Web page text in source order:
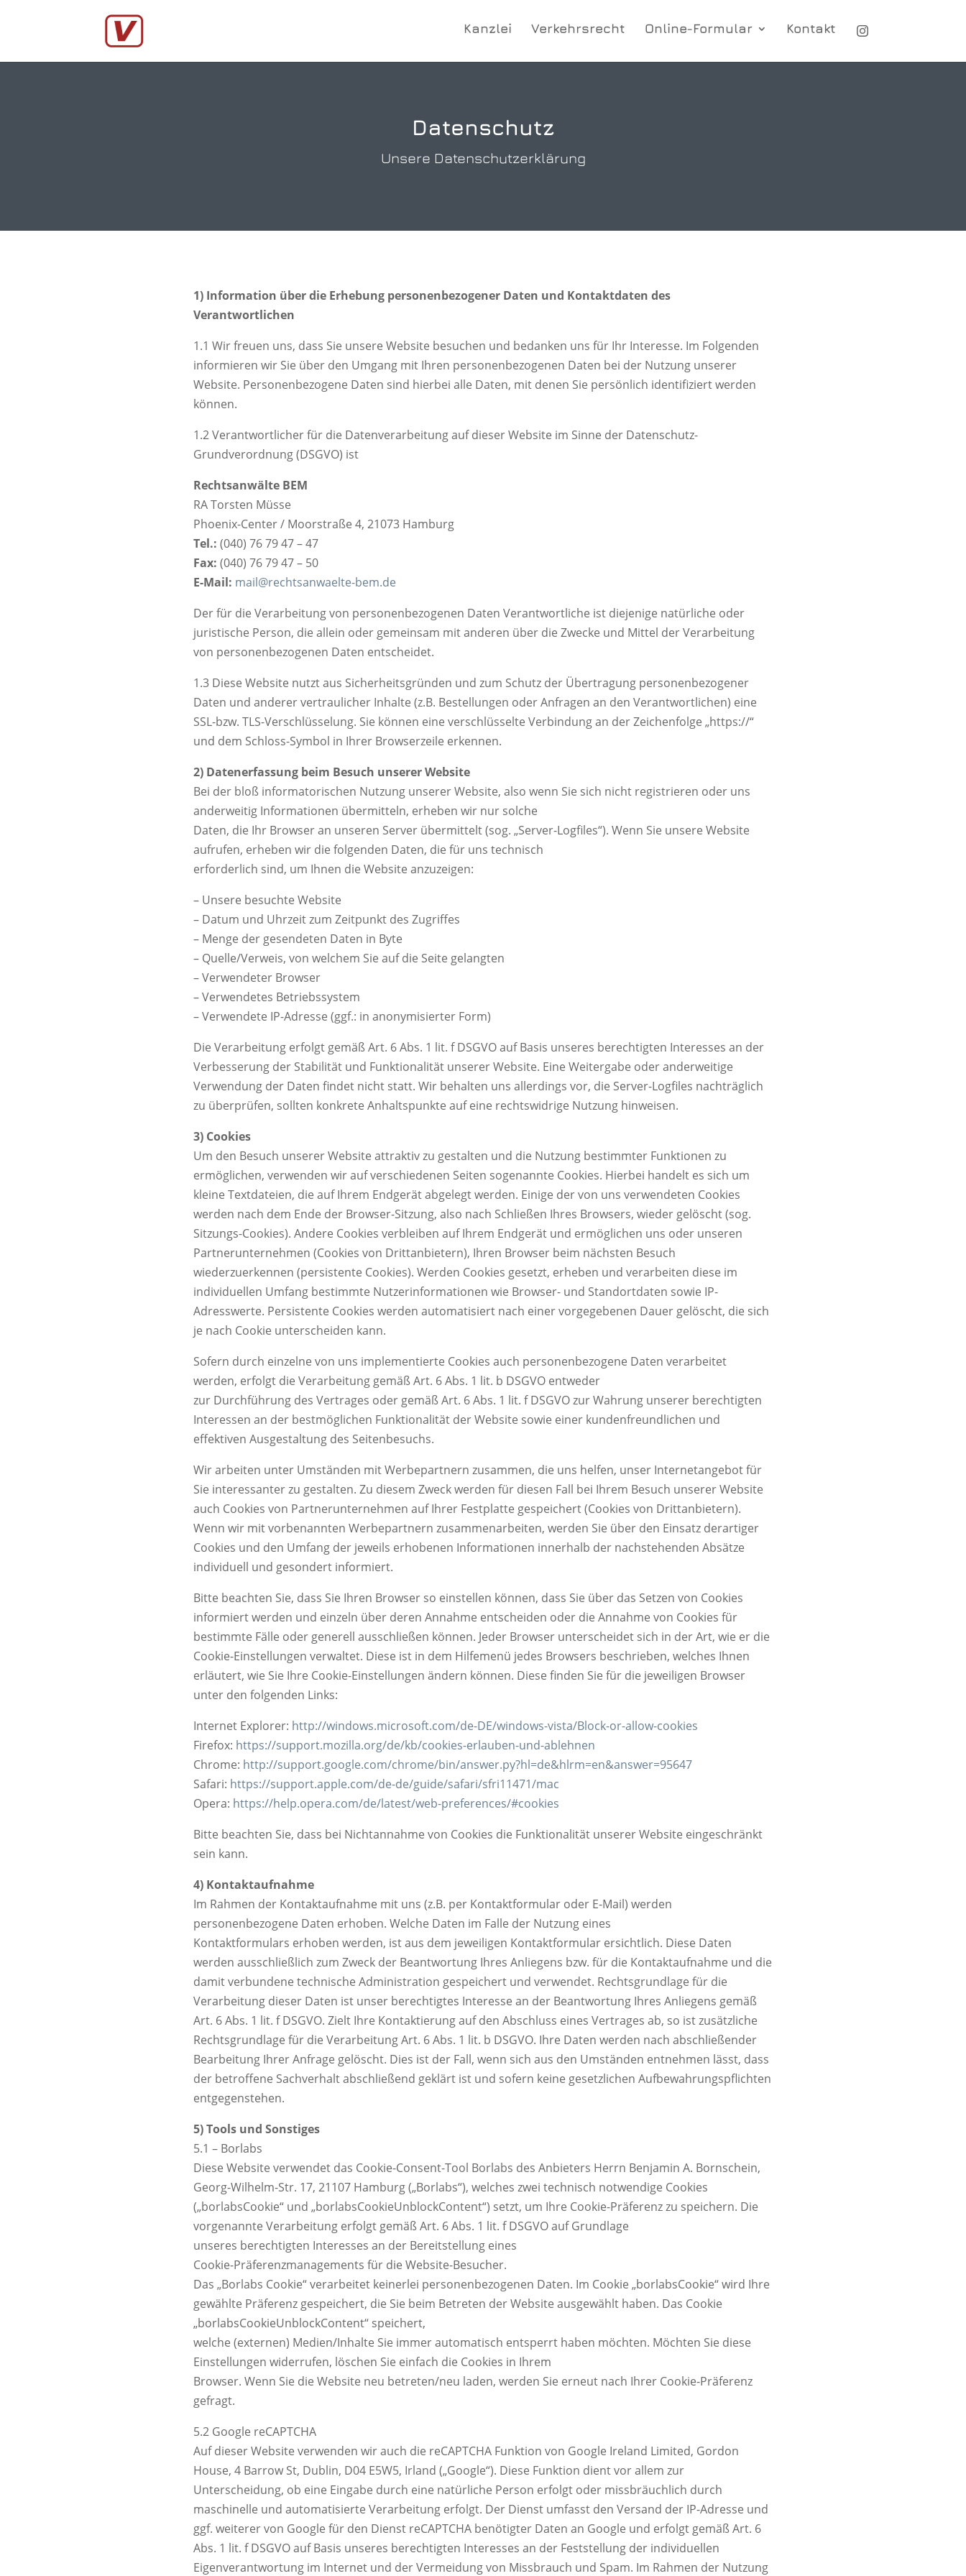
Kanzlei Verkehrsrecht Online-Formular Kontakt
Datenschutz
Unsere Datenschutzerklärung
1) Information über die Erhebung personenbezogener Daten und Kontaktdaten des
Verantwortlichen
1.1 Wir freuen uns, dass Sie unsere Website besuchen und bedanken uns für Ihr Interesse. Im Folgenden
informieren wir Sie über den Umgang mit Ihren personenbezogenen Daten bei der Nutzung unserer
Website. Personenbezogene Daten sind hierbei alle Daten, mit denen Sie persönlich identifiziert werden
können.
1.2 Verantwortlicher für die Datenverarbeitung auf dieser Website im Sinne der Datenschutz-
Grundverordnung (DSGVO) ist
Rechtsanwälte BEM
RA Torsten Müsse
Phoenix-Center / Moorstraße 4, 21073 Hamburg
Tel.: (040) 76 79 47 – 47
Fax: (040) 76 79 47 – 50
E-Mail: mail@rechtsanwaelte-bem.de
Der für die Verarbeitung von personenbezogenen Daten Verantwortliche ist diejenige natürliche oder
juristische Person, die allein oder gemeinsam mit anderen über die Zwecke und Mittel der Verarbeitung
von personenbezogenen Daten entscheidet.
1.3 Diese Website nutzt aus Sicherheitsgründen und zum Schutz der Übertragung personenbezogener
Daten und anderer vertraulicher Inhalte (z.B. Bestellungen oder Anfragen an den Verantwortlichen) eine
SSL-bzw. TLS-Verschlüsselung. Sie können eine verschlüsselte Verbindung an der Zeichenfolge „https://“
und dem Schloss-Symbol in Ihrer Browserzeile erkennen.
2) Datenerfassung beim Besuch unserer Website
Bei der bloß informatorischen Nutzung unserer Website, also wenn Sie sich nicht registrieren oder uns
anderweitig Informationen übermitteln, erheben wir nur solche
Daten, die Ihr Browser an unseren Server übermittelt (sog. „Server-Logfiles“). Wenn Sie unsere Website
aufrufen, erheben wir die folgenden Daten, die für uns technisch
erforderlich sind, um Ihnen die Website anzuzeigen:
– Unsere besuchte Website
– Datum und Uhrzeit zum Zeitpunkt des Zugriffes
– Menge der gesendeten Daten in Byte
– Quelle/Verweis, von welchem Sie auf die Seite gelangten
– Verwendeter Browser
– Verwendetes Betriebssystem
– Verwendete IP-Adresse (ggf.: in anonymisierter Form)
Die Verarbeitung erfolgt gemäß Art. 6 Abs. 1 lit. f DSGVO auf Basis unseres berechtigten Interesses an der
Verbesserung der Stabilität und Funktionalität unserer Website. Eine Weitergabe oder anderweitige
Verwendung der Daten findet nicht statt. Wir behalten uns allerdings vor, die Server-Logfiles nachträglich
zu überprüfen, sollten konkrete Anhaltspunkte auf eine rechtswidrige Nutzung hinweisen.
3) Cookies
Um den Besuch unserer Website attraktiv zu gestalten und die Nutzung bestimmter Funktionen zu
ermöglichen, verwenden wir auf verschiedenen Seiten sogenannte Cookies. Hierbei handelt es sich um
kleine Textdateien, die auf Ihrem Endgerät abgelegt werden. Einige der von uns verwendeten Cookies
werden nach dem Ende der Browser-Sitzung, also nach Schließen Ihres Browsers, wieder gelöscht (sog.
Sitzungs-Cookies). Andere Cookies verbleiben auf Ihrem Endgerät und ermöglichen uns oder unseren
Partnerunternehmen (Cookies von Drittanbietern), Ihren Browser beim nächsten Besuch
wiederzuerkennen (persistente Cookies). Werden Cookies gesetzt, erheben und verarbeiten diese im
individuellen Umfang bestimmte Nutzerinformationen wie Browser- und Standortdaten sowie IP-
Adresswerte. Persistente Cookies werden automatisiert nach einer vorgegebenen Dauer gelöscht, die sich
je nach Cookie unterscheiden kann.
Sofern durch einzelne von uns implementierte Cookies auch personenbezogene Daten verarbeitet
werden, erfolgt die Verarbeitung gemäß Art. 6 Abs. 1 lit. b DSGVO entweder
zur Durchführung des Vertrages oder gemäß Art. 6 Abs. 1 lit. f DSGVO zur Wahrung unserer berechtigten
Interessen an der bestmöglichen Funktionalität der Website sowie einer kundenfreundlichen und
effektiven Ausgestaltung des Seitenbesuchs.
Wir arbeiten unter Umständen mit Werbepartnern zusammen, die uns helfen, unser Internetangebot für
Sie interessanter zu gestalten. Zu diesem Zweck werden für diesen Fall bei Ihrem Besuch unserer Website
auch Cookies von Partnerunternehmen auf Ihrer Festplatte gespeichert (Cookies von Drittanbietern).
Wenn wir mit vorbenannten Werbepartnern zusammenarbeiten, werden Sie über den Einsatz derartiger
Cookies und den Umfang der jeweils erhobenen Informationen innerhalb der nachstehenden Absätze
individuell und gesondert informiert.
Bitte beachten Sie, dass Sie Ihren Browser so einstellen können, dass Sie über das Setzen von Cookies
informiert werden und einzeln über deren Annahme entscheiden oder die Annahme von Cookies für
bestimmte Fälle oder generell ausschließen können. Jeder Browser unterscheidet sich in der Art, wie er die
Cookie-Einstellungen verwaltet. Diese ist in dem Hilfemenü jedes Browsers beschrieben, welches Ihnen
erläutert, wie Sie Ihre Cookie-Einstellungen ändern können. Diese finden Sie für die jeweiligen Browser
unter den folgenden Links:
Internet Explorer: http://windows.microsoft.com/de-DE/windows-vista/Block-or-allow-cookies
Firefox: https://support.mozilla.org/de/kb/cookies-erlauben-und-ablehnen
Chrome: http://support.google.com/chrome/bin/answer.py?hl=de&hlrm=en&answer=95647
Safari: https://support.apple.com/de-de/guide/safari/sfri11471/mac
Opera: https://help.opera.com/de/latest/web-preferences/#cookies
Bitte beachten Sie, dass bei Nichtannahme von Cookies die Funktionalität unserer Website eingeschränkt
sein kann.
4) Kontaktaufnahme
Im Rahmen der Kontaktaufnahme mit uns (z.B. per Kontaktformular oder E-Mail) werden
personenbezogene Daten erhoben. Welche Daten im Falle der Nutzung eines
Kontaktformulars erhoben werden, ist aus dem jeweiligen Kontaktformular ersichtlich. Diese Daten
werden ausschließlich zum Zweck der Beantwortung Ihres Anliegens bzw. für die Kontaktaufnahme und die
damit verbundene technische Administration gespeichert und verwendet. Rechtsgrundlage für die
Verarbeitung dieser Daten ist unser berechtigtes Interesse an der Beantwortung Ihres Anliegens gemäß
Art. 6 Abs. 1 lit. f DSGVO. Zielt Ihre Kontaktierung auf den Abschluss eines Vertrages ab, so ist zusätzliche
Rechtsgrundlage für die Verarbeitung Art. 6 Abs. 1 lit. b DSGVO. Ihre Daten werden nach abschließender
Bearbeitung Ihrer Anfrage gelöscht. Dies ist der Fall, wenn sich aus den Umständen entnehmen lässt, dass
der betroffene Sachverhalt abschließend geklärt ist und sofern keine gesetzlichen Aufbewahrungspflichten
entgegenstehen.
5) Tools und Sonstiges
5.1 – Borlabs
Diese Website verwendet das Cookie-Consent-Tool Borlabs des Anbieters Herrn Benjamin A. Bornschein,
Georg-Wilhelm-Str. 17, 21107 Hamburg („Borlabs“), welches zwei technisch notwendige Cookies
(„borlabsCookie“ und „borlabsCookieUnblockContent“) setzt, um Ihre Cookie-Präferenz zu speichern. Die
vorgenannte Verarbeitung erfolgt gemäß Art. 6 Abs. 1 lit. f DSGVO auf Grundlage
unseres berechtigten Interesses an der Bereitstellung eines
Cookie-Präferenzmanagements für die Website-Besucher.
Das „Borlabs Cookie“ verarbeitet keinerlei personenbezogenen Daten. Im Cookie „borlabsCookie“ wird Ihre
gewählte Präferenz gespeichert, die Sie beim Betreten der Website ausgewählt haben. Das Cookie
„borlabsCookieUnblockContent“ speichert,
welche (externen) Medien/Inhalte Sie immer automatisch entsperrt haben möchten. Möchten Sie diese
Einstellungen widerrufen, löschen Sie einfach die Cookies in Ihrem
Browser. Wenn Sie die Website neu betreten/neu laden, werden Sie erneut nach Ihrer Cookie-Präferenz
gefragt.
5.2 Google reCAPTCHA
Auf dieser Website verwenden wir auch die reCAPTCHA Funktion von Google Ireland Limited, Gordon
House, 4 Barrow St, Dublin, D04 E5W5, Irland („Google“). Diese Funktion dient vor allem zur
Unterscheidung, ob eine Eingabe durch eine natürliche Person erfolgt oder missbräuchlich durch
maschinelle und automatisierte Verarbeitung erfolgt. Der Dienst umfasst den Versand der IP-Adresse und
ggf. weiterer von Google für den Dienst reCAPTCHA benötigter Daten an Google und erfolgt gemäß Art. 6
Abs. 1 lit. f DSGVO auf Basis unseres berechtigten Interesses an der Feststellung der individuellen
Eigenverantwortung im Internet und der Vermeidung von Missbrauch und Spam. Im Rahmen der Nutzung